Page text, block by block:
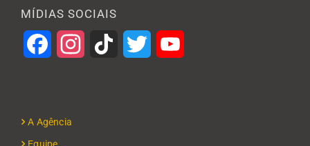
MÍDIAS SOCIAIS
FacebookInstagramTikTok Twitter
A Agência